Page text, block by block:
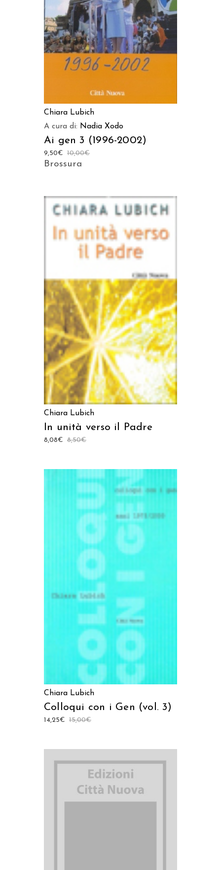
Chiara Lubich
A cura di: Nadia Xodo
Ai gen 3 (1996-2002)
10,00€
9,50€
Brossura
AGGIUNGI AL CARRELLO
Chiara Lubich
In unità verso il Padre
8,50€
8,08€
AGGIUNGI AL CARRELLO
Chiara Lubich
Colloqui con i Gen (vol. 3)
15,00€
14,25€